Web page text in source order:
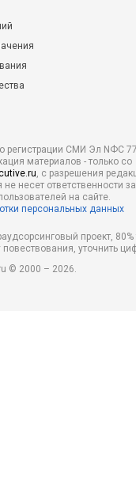
регистрации СМИ Эл NФС
материалов - только со
, с разрешения
несет ответственности за
на сайте.
персональных данных
проект,
повествования, уточнить
© 2000 – 2026.